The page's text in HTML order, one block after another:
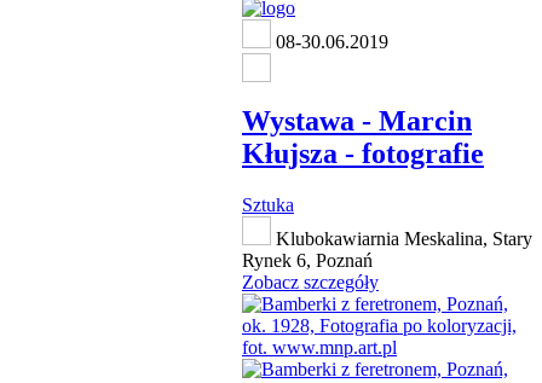
08-30.06.2019
Wystawa - Marcin
Kłujsza - fotografie
Sztuka
Klubokawiarnia Meskalina, Stary
Rynek 6, Poznań
Zobacz szczegóły